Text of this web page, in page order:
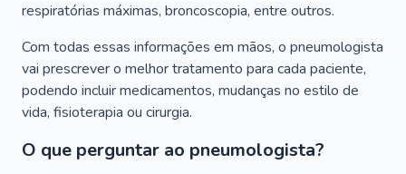
respiratórias máximas, broncoscopia, entre outros.
Com todas essas informações em mãos, o pneumologista
vai prescrever o melhor tratamento para cada paciente,
podendo incluir medicamentos, mudanças no estilo de
vida, fisioterapia ou cirurgia.
O que perguntar ao pneumologista?